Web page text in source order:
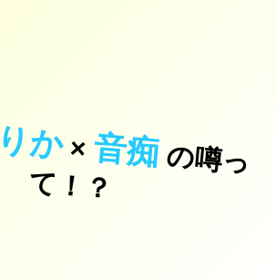
か×音痴の
噂
っ
て
！
？